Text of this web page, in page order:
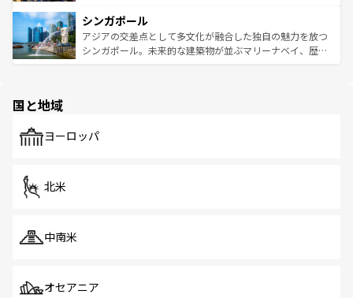
参照してほしい。
激する。気候は一年中温暖で、どの季節にも異なる楽しみ
が待っている。親しみやすいタイの人々、仏教を中心とし
た文化、そして多様な観光資源が、訪れる旅人を魅了し続
み、どこを訪れても感動するはず。観光スポットが密集し
ており、効率よく見どころを回れるのも魅力。息をのむよ
うな絶景から文化的な体験まで、香港を存分に楽しみ尽く
シンガポール
アジアの交差点として多文化が融合した独自の魅力を放つ
シンガポール。未来的な建築物が並ぶマリーナベイ、歴史
で、ホーカーズは地元の風情を楽しめる外せないスポット
国と地域
ヨーロッパ
北米
中南米
オセアニア